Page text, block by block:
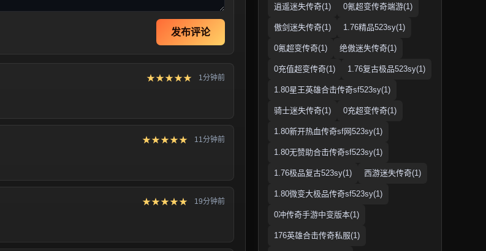
发布评论
★★★★★ 1分钟前
★★★★★ 11分钟前
★★★★★ 19分钟前
逍遥迷失传奇(1) 0氪超变传奇端游(1)
傲剑迷失传奇(1) 1.76精品523sy(1)
0氪超变传奇(1) 绝傲迷失传奇(1)
0充值超变传奇(1) 1.76复古极品523sy(1)
1.80星王英雄合击传奇sf523sy(1)
骑士迷失传奇(1) 0充超变传奇(1)
1.80新开热血传奇sf网523sy(1)
1.80无赞助合击传奇sf523sy(1)
1.76极品复古523sy(1) 西游迷失传奇(1)
1.80微变大极品传奇sf523sy(1)
0冲传奇手游中变版本(1)
176英雄合击传奇私服(1)